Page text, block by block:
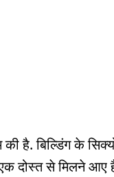
है. बिल्डिंग के
दोस्त से मिलने आए